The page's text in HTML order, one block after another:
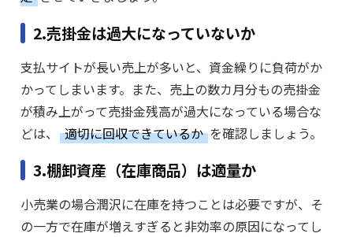
2.売掛金は過大になっていないか
支払サイトが長い売上が多いと、資金繰りに負荷がか
かってしまいます。また、売上の数カ月分もの売掛金
が積み上がって売掛金残高が過大になっている場合な
どは、
適切に回収できているか を確認しましょう。
3.棚卸資産（在庫商品）は適量か
小売業の場合潤沢に在庫を持つことは必要ですが、そ
の一方で在庫が増えすぎると非効率の原因になってし